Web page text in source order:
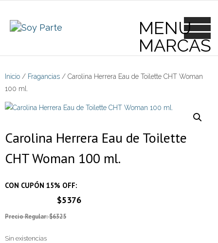
content
Inicio / Fragancias / Carolina Herrera Eau de Toilette CHT Woman
100 ml.
Carolina Herrera Eau de Toilette
CHT Woman 100 ml.
CON CUPÓN 15% OFF:
$5376
Precio Regular: $6325
Sin existencias